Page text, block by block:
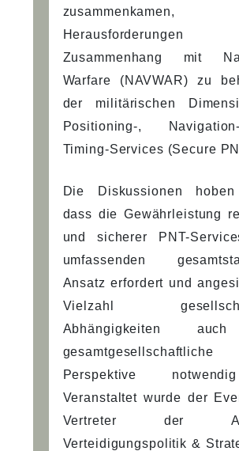
Zusammenhang mit
Warfare (NAVWAR) zu
der militärischen
Positioning-,
Timing-Services (Secure
Die Diskussionen hoben
dass die Gewährleistung
und sicherer PNT-
umfassenden
Ansatz erfordert und
Vielzahl
Abhängigkeiten
gesamtgesellschaftliche
Perspektive
Veranstaltet wurde der
Vertreter der
Verteidigungspolitik &